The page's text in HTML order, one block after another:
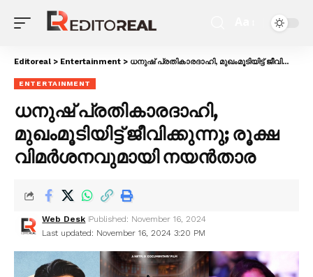
Editoreal > Entertainment > ധനുഷ് പ്രതികാരദാഹി, മുഖംമൂടിയിട്ട് ജീവിക്കുന്നു; രൂക്ഷ വിമർശനവുമായി നയൻതാര
ENTERTAINMENT
ധനുഷ് പ്രതികാരദാഹി,
മുഖംമൂടിയിട്ട് ജീവിക്കുന്നു; രൂക്ഷ
വിമർശനവുമായി നയൻതാര
Last updated: November 16, 2024 3:20 PM
Web Desk Published: November 16, 2024